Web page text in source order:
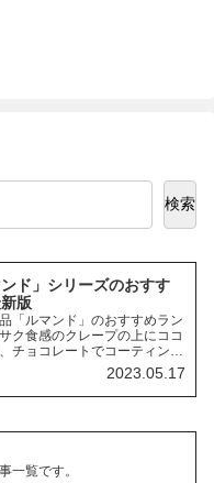
検索
ド」シリーズのおすす
版
「ルマンド」のおすすめラン
ク食感のクレープの上にココ
チョコレートでコーティング
ド」には、様々なフレーバー
ここでは、その中でも特にお
ご紹介します。
2023.05.17
一覧です。